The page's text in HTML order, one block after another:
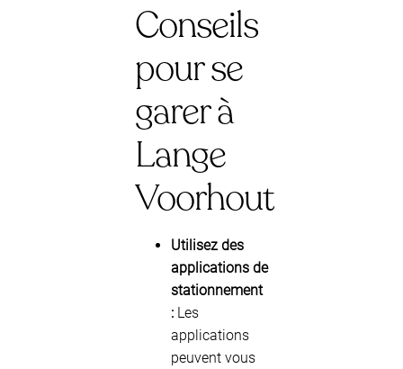
Conseils
pour se
garer à
Lange
Voorhout
Utilisez des
applications de
stationnement
: Les
applications
peuvent vous